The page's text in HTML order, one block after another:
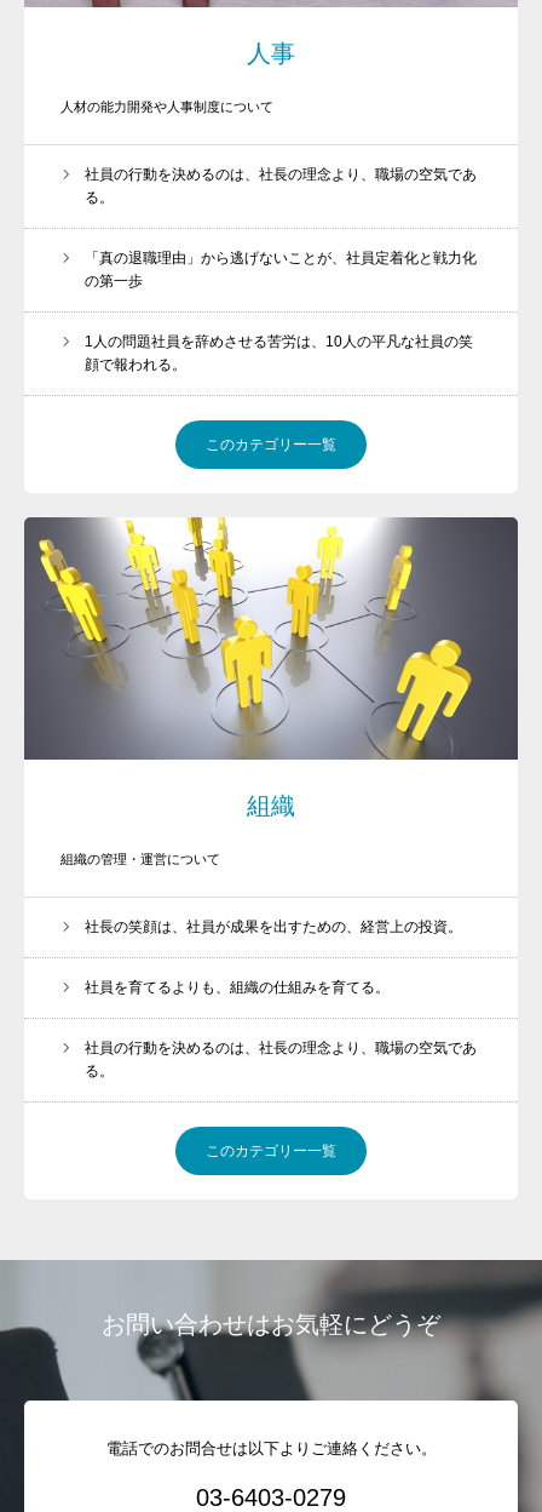
人事
人材の能力開発や人事制度について
社員の行動を決めるのは、社長の理念より、職場の空気であ
る。
「真の退職理由」から逃げないことが、社員定着化と戦力化
の第一歩
1人の問題社員を辞めさせる苦労は、10人の平凡な社員の笑
顔で報われる。
このカテゴリー一覧
組織
組織の管理・運営について
社長の笑顔は、社員が成果を出すための、経営上の投資。
社員を育てるよりも、組織の仕組みを育てる。
社員の行動を決めるのは、社長の理念より、職場の空気であ
る。
このカテゴリー一覧
お問い合わせはお気軽にどうぞ
電話でのお問合せは以下よりご連絡ください。
03-6403-0279
コンサルティング
コラム
TEL: 03-6403-0279